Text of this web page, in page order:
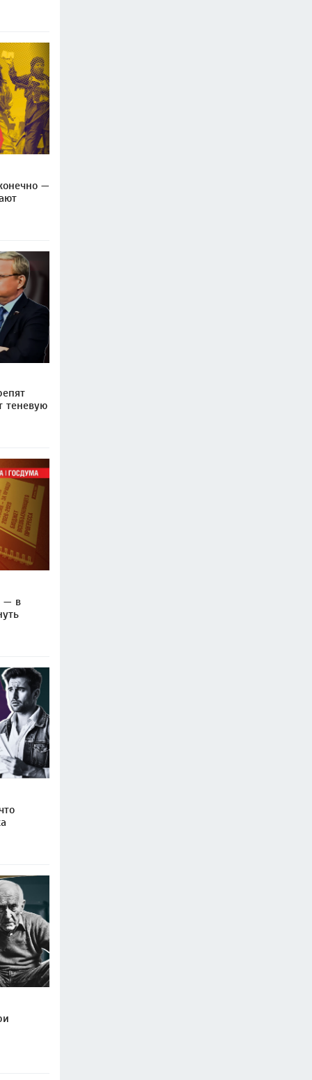
—
теневую
— в